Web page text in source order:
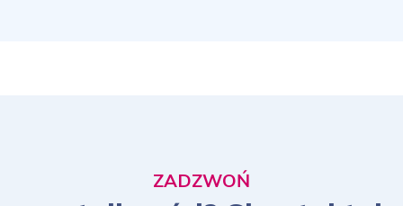
ZADZWOŃ